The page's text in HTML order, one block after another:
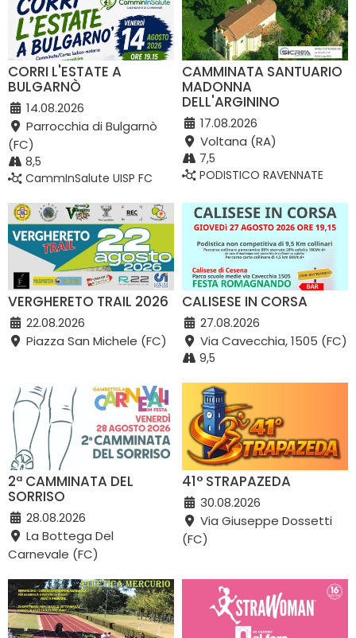
CORRI L'ESTATE A
BULGARNÒ
14.08.2026
Parrocchia di Bulgarnò
(FC)
8,5
CammInSalute UISP FC
CAMMINATA SANTUARIO
MADONNA
DELL'ARGININO
17.08.2026
Voltana (RA)
7,5
PODISTICO RAVENNATE
VERGHERETO TRAIL 2026
22.08.2026
Piazza San Michele (FC)
CALISESE IN CORSA
27.08.2026
Via Cavecchia, 1505 (FC)
9,5
2ª CAMMINATA DEL
SORRISO
28.08.2026
La Bottega Del
Carnevale (FC)
41° STRAPAZEDA
30.08.2026
Via Giuseppe Dossetti
(FC)